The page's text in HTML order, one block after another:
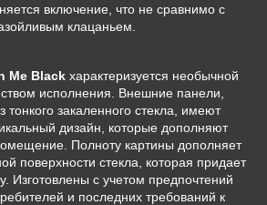
включение, что не сравнимо с
клацаньем.
Me Blackхарактеризуется необычной
исполнения. Внешние панели,
закаленного стекла, имеют
дизайн, которые дополняют
Полноту картины дополняет
поверхности стекла, которая придает
Изготовлены с учетом предпочтений
и последних требований к